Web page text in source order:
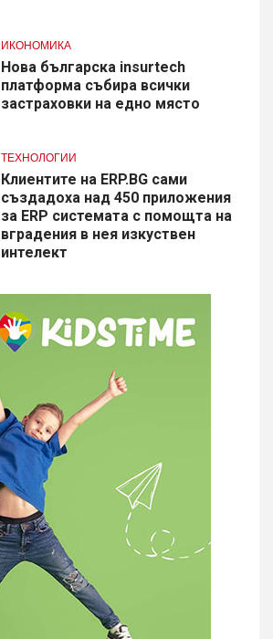
ИКОНОМИКА
Нова българска insurtech
платформа събира всички
застраховки на едно място
ТЕХНОЛОГИИ
Клиентите на ERP.BG сами
създадоха над 450 приложения
за ERP системата с помощта на
вградения в нея изкуствен
интелект